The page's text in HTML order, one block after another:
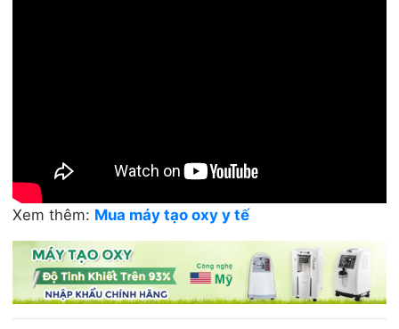
Xem thêm: Mua máy tạo oxy y tế